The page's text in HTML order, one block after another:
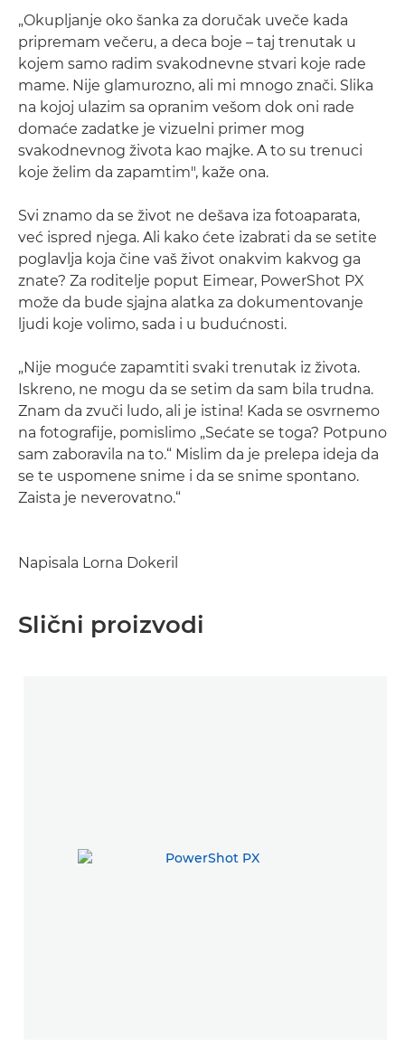
„Okupljanje oko šanka za doručak uveče kada
pripremam večeru, a deca boje – taj trenutak u
kojem samo radim svakodnevne stvari koje rade
mame. Nije glamurozno, ali mi mnogo znači. Slika
na kojoj ulazim sa opranim vešom dok oni rade
domaće zadatke je vizuelni primer mog
svakodnevnog života kao majke. A to su trenuci
koje želim da zapamtim", kaže ona.
Svi znamo da se život ne dešava iza fotoaparata,
već ispred njega. Ali kako ćete izabrati da se setite
poglavlja koja čine vaš život onakvim kakvog ga
znate? Za roditelje poput Eimear, PowerShot PX
može da bude sjajna alatka za dokumentovanje
ljudi koje volimo, sada i u budućnosti.
„Nije moguće zapamtiti svaki trenutak iz života.
Iskreno, ne mogu da se setim da sam bila trudna.
Znam da zvuči ludo, ali je istina! Kada se osvrnemo
na fotografije, pomislimo „Sećate se toga? Potpuno
sam zaboravila na to.“ Mislim da je prelepa ideja da
se te uspomene snime i da se snime spontano.
Zaista je neverovatno.“
Napisala Lorna Dokeril
Slični proizvodi